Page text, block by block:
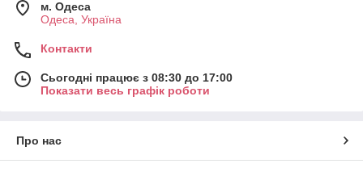
м. Одеса
Одеса, Україна
Контакти
Сьогодні працює з 08:30 до 17:00
Показати весь графік роботи
Про нас